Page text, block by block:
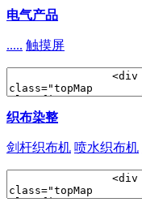
电气产品
..... 触摸屏
织布染整
剑杆织布机 喷水织布机